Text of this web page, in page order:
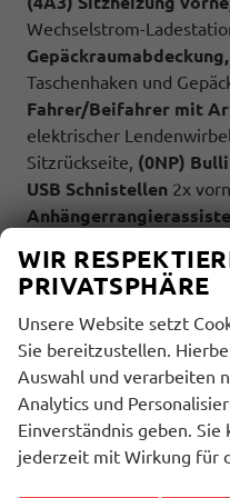
Wechselstrom-
Gepäckraumabdeckung,
Taschenhaken und
Fahrer/Beifahrer mit
elektrischer
Sitzrückseite, (0NP)
USB Schnistellen 2x
inkl.Rückfahrkamera,
unter den Sitzen im
Multifunktionstisch/
sowie Zuziehhilfe in der
(7UY) Radio
Frontscheibe beheizbar
(9IJ)
induktiver
WIR
PRIVATSPHÄRE
Unsere Website setzt
Sie bereitzustellen.
Auswahl und verarbeiten
Analytics und
Einverständnis geben.
jederzeit mit Wirkung für